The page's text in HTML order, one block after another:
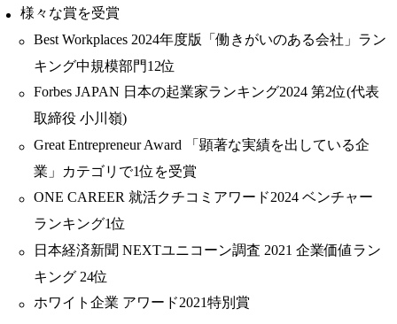
様々な賞を受賞
Best Workplaces 2024年度版「働きがいのある会社」ラン
キング中規模部門12位
Forbes JAPAN 日本の起業家ランキング2024 第2位(代表
取締役 小川嶺)
Great Entrepreneur Award 「顕著な実績を出している企
業」カテゴリで1位を受賞
ONE CAREER 就活クチコミアワード2024 ベンチャー
ランキング1位
日本経済新聞 NEXTユニコーン調査 2021 企業価値ラン
キング 24位
ホワイト企業 アワード2021特別賞